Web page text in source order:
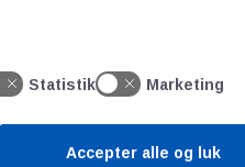
Statistik Marketing
Accepter alle og luk